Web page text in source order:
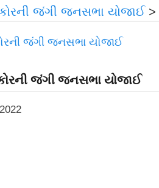
જંગી જનસભા યોજાઈ >
જંગી જનસભા યોજાઈ